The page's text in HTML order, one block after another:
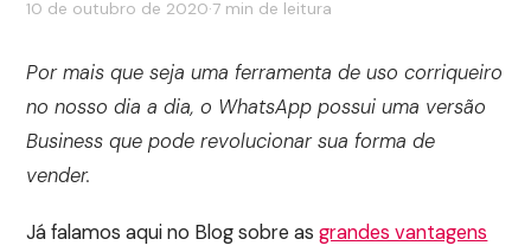
10 de outubro de 2020·7 min de leitura
Por mais que seja uma ferramenta de uso corriqueiro
no nosso dia a dia, o WhatsApp possui uma versão
Business que pode revolucionar sua forma de
vender.
Já falamos aqui no Blog sobre asgrandes vantagens